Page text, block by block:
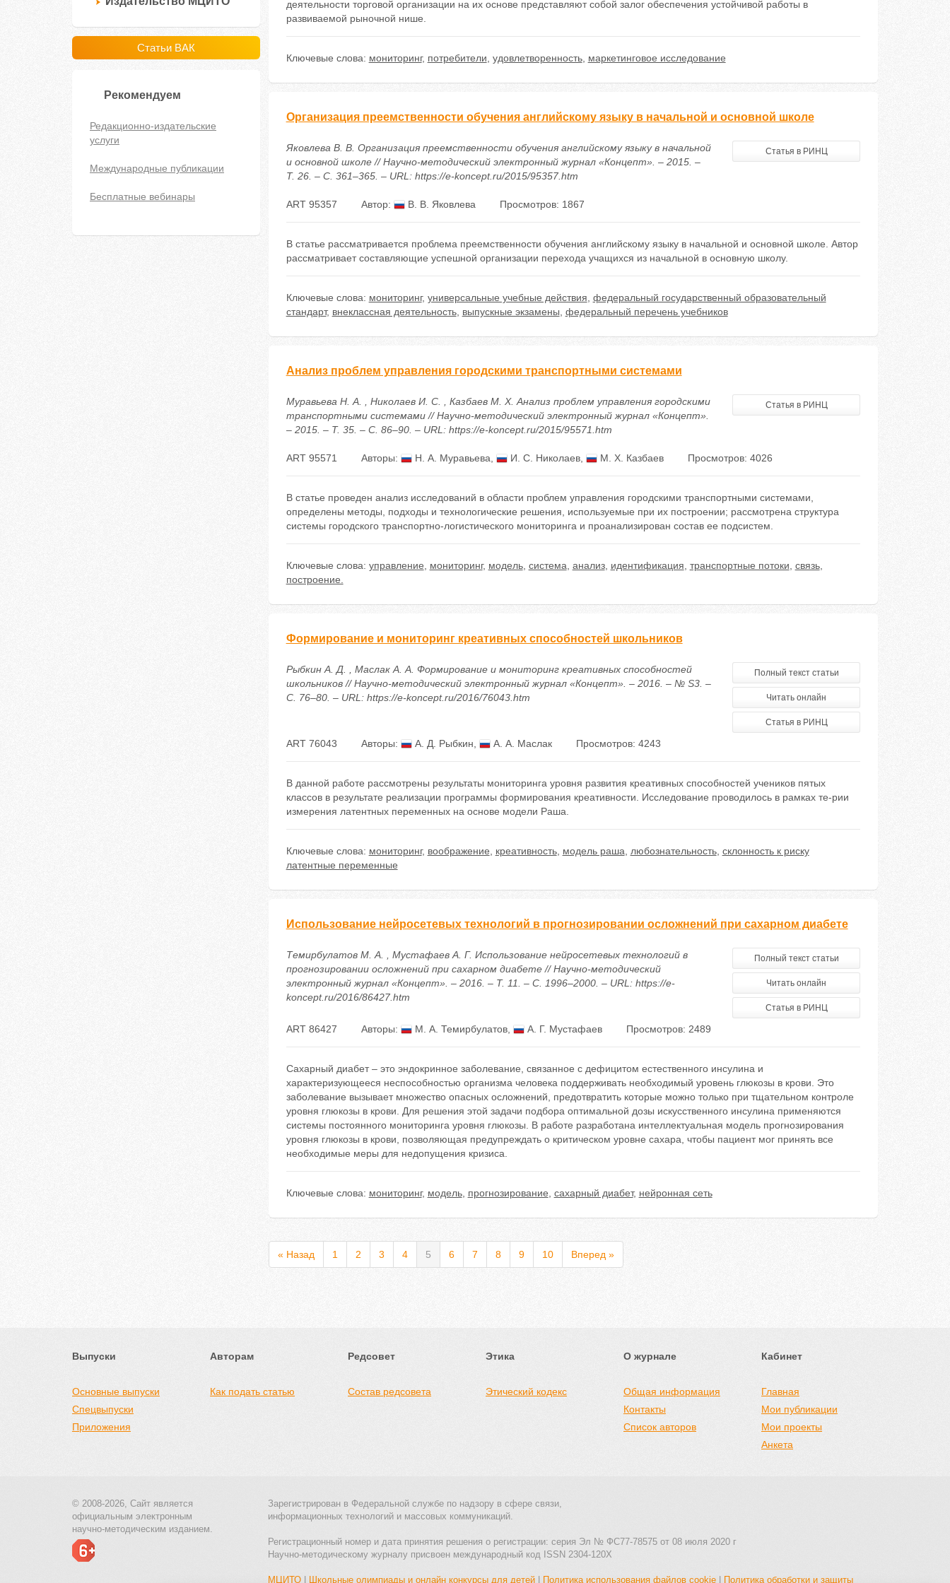
Статьи ВАК
Рекомендуем
Редакционно-издательские
услуги
Международные публикации
Бесплатные вебинары
деятельности торговой организации на их основе представляют собой залог обеспечения устойчивой работы в
развиваемой рыночной нише.
Ключевые слова: мониторинг, потребители удовлетворенность, маркетинговое исследование
Организация преемственности обучения английскому языку в начальной и основной школе
Яковлева В. В. Организация преемственности обучения английскому языку в начальной
и основной школе // Научно-методический электронный журнал «Концепт». – 2015. –
Т. 26. – С. 361–365. – URL: https://e-koncept.ru/2015/95357.htm
Статья в РИНЦ
ART 95357 Автор: В. В. Яковлева Просмотров: 1867
В статье рассматривается проблема преемственности обучения английскому языку в начальной и основной школе. Автор
рассматривает составляющие успешной организации перехода учащихся из начальной в основную школу.
Ключевые слова: мониторинг, универсальные учебные действия федеральный государственный образовательный
стандарт, внеклассная деятельность, выпускные экзамены федеральный перечень учебников
Анализ проблем управления городскими транспортными системами
Муравьева Н. А. , Николаев И. С. , Казбаев М. Х. Анализ проблем управления городскими
транспортными системами // Научно-методический электронный журнал «Концепт».
– 2015. – Т. 35. – С. 86–90. – URL: https://e-koncept.ru/2015/95571.htm
Статья в РИНЦ
ART 95571 Авторы: Н. А. Муравьева И. С. Николаев, М. Х. Казбаев Просмотров: 4026
В статье проведен анализ исследований в области проблем управления городскими транспортными системами,
определены методы, подходы и технологические решения, используемые при их построении; рассмотрена структура
системы городского транспортно-логистического мониторинга и проанализирован состав ее подсистем.
Ключевые слова: управление мониторинг, модель, система анализ, идентификация транспортные потоки связь,
построение.
Формирование и мониторинг креативных способностей школьников
Рыбкин А. Д. , Маслак А. А. Формирование и мониторинг креативных способностей
школьников // Научно-методический электронный журнал «Концепт». – 2016. – № S3. –
С. 76–80. – URL: https://e-koncept.ru/2016/76043.htm
Полный текст статьи
Читать онлайн
Статья в РИНЦ
ART 76043 Авторы: А. Д. Рыбкин А. А. Маслак Просмотров: 4243
В данной работе рассмотрены результаты мониторинга уровня развития креативных способностей учеников пятых
классов в результате реализации программы формирования креативности. Исследование проводилось в рамках те-рии
измерения латентных переменных на основе модели Раша.
Ключевые слова: мониторинг, воображение креативность, модель раша любознательность, склонность к риску
латентные переменные
Использование нейросетевых технологий в прогнозировании осложнений при сахарном диабете
Темирбулатов М. А. , Мустафаев А. Г. Использование нейросетевых технологий в
прогнозировании осложнений при сахарном диабете // Научно-методический
электронный журнал «Концепт». – 2016. – Т. 11. – С. 1996–2000. – URL: https://e-
koncept.ru/2016/86427.htm
Полный текст статьи
Читать онлайн
Статья в РИНЦ
ART 86427 Авторы: М. А. Темирбулатов, А. Г. Мустафаев Просмотров: 2489
Сахарный диабет – это эндокринное заболевание, связанное с дефицитом естественного инсулина и
характеризующееся неспособностью организма человека поддерживать необходимый уровень глюкозы в крови. Это
заболевание вызывает множество опасных осложнений, предотвратить которые можно только при тщательном контроле
уровня глюкозы в крови. Для решения этой задачи подбора оптимальной дозы искусственного инсулина применяются
системы постоянного мониторинга уровня глюкозы. В работе разработана интеллектуальная модель прогнозирования
уровня глюкозы в крови, позволяющая предупреждать о критическом уровне сахара, чтобы пациент мог принять все
необходимые меры для недопущения кризиса.
Ключевые слова: мониторинг, модель, прогнозирование сахарный диабет, нейронная сеть
« Назад 1 2 3 4 5 6 7 8 9 10 Вперед »
Выпуски
Основные выпуски
Спецвыпуски
Приложения
Авторам
Как подать статью
Редсовет
Состав редсовета
Этика
Этический кодекс
О журнале
Общая информация
Контакты
Список авторов
Кабинет
Главная
Мои публикации
Мои проекты
Анкета
© 2008-2026, Сайт является
официальным электронным
научно-методическим изданием.
Зарегистрирован в Федеральной службе по надзору в сфере связи,
информационных технологий и массовых коммуникаций.
Регистрационный номер и дата принятия решения о регистрации: серия Эл № ФС77-78575 от 08 июля 2020 г
Научно-методическому журналу присвоен международный код ISSN 2304-120X
МЦИТО Школьные олимпиады и онлайн конкурсы для детей Политика использования файлов cookie Политика обработки и защиты